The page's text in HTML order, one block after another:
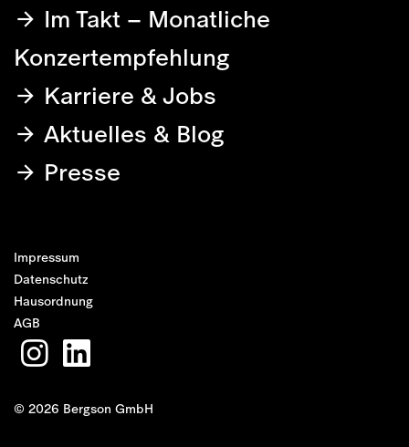
Im Takt – Monatliche
Konzertempfehlung
Karriere & Jobs
Aktuelles & Blog
Presse
© 2026 Bergson GmbH
Impressum
Datenschutz
Hausordnung
AGB